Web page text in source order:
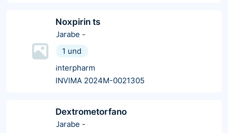
Noxpirin ts
Jarabe -
1 und
Interpharm
INVIMA 2024M-0021305
Dextrometorfano
Jarabe -